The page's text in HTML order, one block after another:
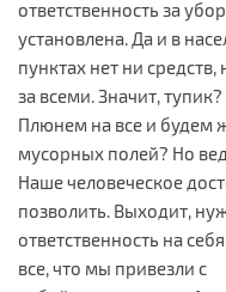
ответственность за
установлена. Да и в
пунктах нет ни
за всеми. Значит, тупик?
Плюнем на все и будем
мусорных полей? Но
Наше человеческое
позволить. Выходит,
ответственность на
все, что мы привезли с